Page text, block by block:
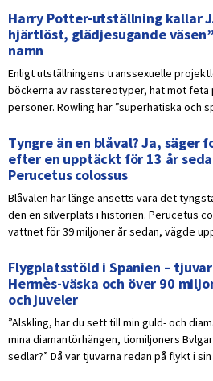
Harry Potter-utställning kallar
hjärtlöst, glädjesugande
namn
Enligt utställningens transsexuelle
böckerna av rasstereotyper, hat mot feta
personer. Rowling har ”superhatiska och
Tyngre än en blåval? Ja, säger
efter en upptäckt för 13 år
Perucetus colossus
Blåvalen har länge ansetts vara det
den en silverplats i historien. Perucetus
vattnet för 39 miljoner år sedan, vägde
Flygplatsstöld i Spanien –
Hermès-väska och över 90
och juveler
”Älskling, har du sett till min guld- och
mina diamantörhängen, tiomiljoners
sedlar?” Då var tjuvarna redan på flykt i